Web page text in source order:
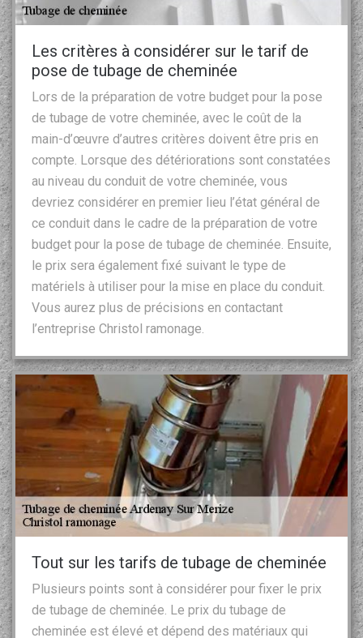
Les critères à considérer sur le tarif de
pose de tubage de cheminée
Lors de la préparation de votre budget pour la pose
de tubage de votre cheminée, avec le coût de la
main-d’œuvre d’autres critères doivent être pris en
compte. Lorsque des détériorations sont constatées
au niveau du conduit de votre cheminée, vous
devriez considérer en premier lieu l’état général de
ce conduit dans le cadre de la préparation de votre
budget pour la pose de tubage de cheminée. Ensuite,
le prix sera également fixé suivant le type de
matériels à utiliser pour la mise en place du conduit.
Vous aurez plus de précisions en contactant
l’entreprise Christol ramonage.
Tout sur les tarifs de tubage de cheminée
Plusieurs points sont à considérer pour fixer le prix
de tubage de cheminée. Le prix du tubage de
cheminée est élevé et dépend des matériaux qui